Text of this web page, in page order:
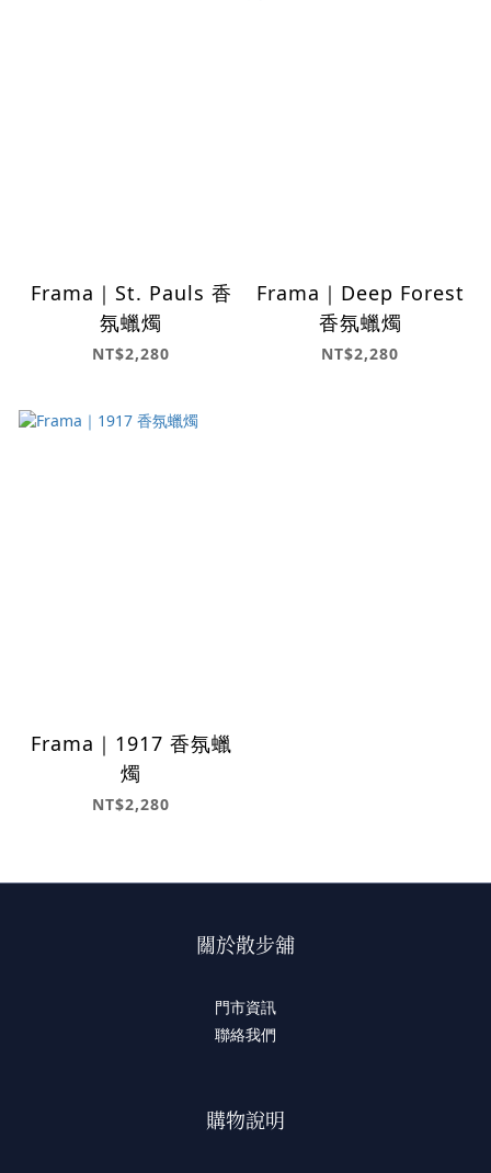
Frama｜St. Pauls 香
氛蠟燭
NT$2,280
Frama｜Deep Forest
香氛蠟燭
NT$2,280
Frama｜1917 香氛蠟
燭
NT$2,280
關於散步舖
門市資訊
聯絡我們
購物說明